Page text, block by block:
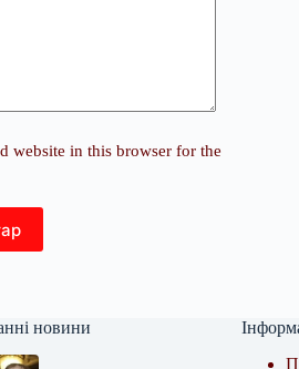
website in this browser for the
новини